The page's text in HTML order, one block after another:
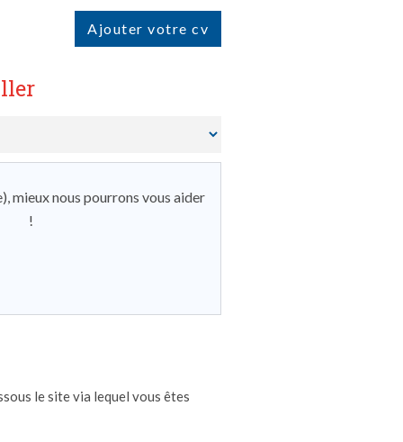
Ajouter votre cv
mieux nous pourrons vous aider
!
le site via lequel vous êtes